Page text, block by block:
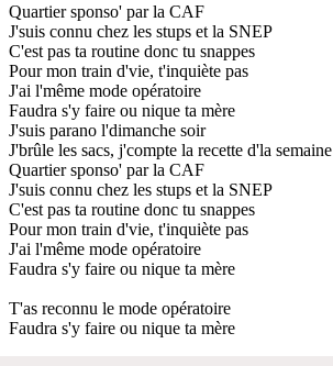
Quartier sponso' par la CAF
J'suis connu chez les stups et la SNEP
C'est pas ta routine donc tu snappes
Pour mon train d'vie, t'inquiète pas
J'ai l'même mode opératoire
Faudra s'y faire ou nique ta mère
J'suis parano l'dimanche soir
J'brûle les sacs, j'compte la recette d'la semaine
Quartier sponso' par la CAF
J'suis connu chez les stups et la SNEP
C'est pas ta routine donc tu snappes
Pour mon train d'vie, t'inquiète pas
J'ai l'même mode opératoire
Faudra s'y faire ou nique ta mère
T'as reconnu le mode opératoire
Faudra s'y faire ou nique ta mère